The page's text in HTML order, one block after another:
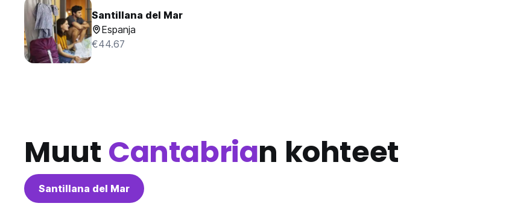
Santillana del Mar
Espanja
€44.67
Muut Cantabrian kohteet
Santillana del Mar